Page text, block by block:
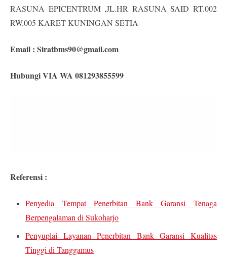
RASUNA EPICENTRUM ,JL.HR RASUNA SAID RT.002
RW.005 KARET KUNINGAN SETIA
Email : Siratbms90@gmail.com
Hubungi VIA WA 081293855599
Referensi :
Penyedia Tempat Penerbitan Bank Garansi Tenaga
Berpengalaman di Sukoharjo
Penyuplai Layanan Penerbitan Bank Garansi Kualitas
Tinggi di Tanggamus